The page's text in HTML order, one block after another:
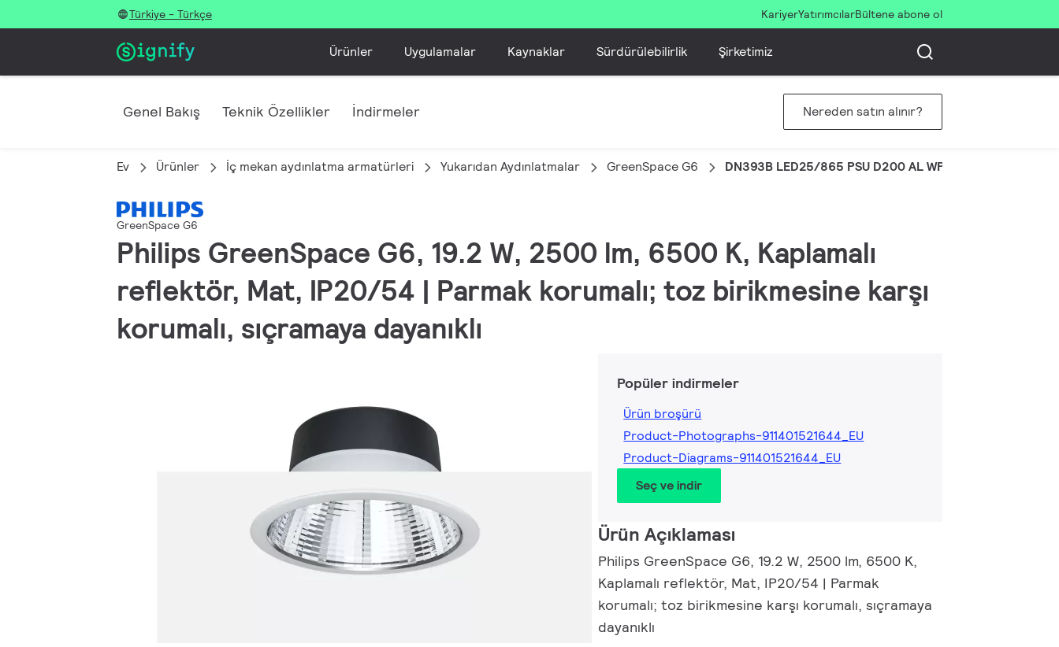
Türkiye - Türkçe KariyerYatırımcılarBültene abone ol
Ürünler Uygulamalar Kaynaklar Sürdürülebilirlik Şirketimiz
Genel Bakış Teknik Özellikler İndirmeler Nereden satın alınır?
Ev Ürünler İç mekan aydınlatma armatürleri Yukarıdan Aydınlatmalar GreenSpace G6 DN393B LED25/865 PSU D200 AL WP GCG2HE
GreenSpace G6
Philips GreenSpace G6, 19.2 W, 2500 lm, 6500 K, Kaplamalı
reflektör, Mat, IP20/54 | Parmak korumalı; toz birikmesine karşı
korumalı, sıçramaya dayanıklı
Popüler indirmeler
Ürün broşürü
Product-Photographs-911401521644_EU
Product-Diagrams-911401521644_EU
Seç ve indir
Ürün Açıklaması
Philips GreenSpace G6, 19.2 W, 2500 lm, 6500 K,
Kaplamalı reflektör, Mat, IP20/54 | Parmak
korumalı; toz birikmesine karşı korumalı, sıçramaya
dayanıklı